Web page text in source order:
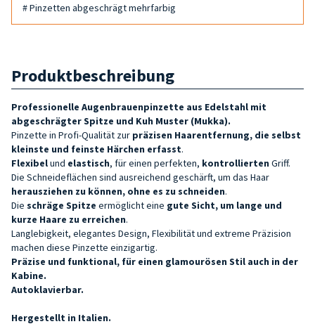
# Pinzetten abgeschrägt mehrfarbig
Produktbeschreibung
Professionelle Augenbrauenpinzette aus Edelstahl mit
abgeschrägter Spitze und Kuh Muster (Mukka).
Pinzette in Profi-Qualität zur präzisen Haarentfernung, die selbst
kleinste und feinste Härchen erfasst.
Flexibelund elastisch, für einen perfekten, kontrollierten Griff.
Die Schneideflächen sind ausreichend geschärft, um das Haar
herausziehen zu können, ohne es zu schneiden.
Die schräge Spitze ermöglicht eine gute Sicht, um lange und
kurze Haare zu erreichen.
Langlebigkeit, elegantes Design, Flexibilität und extreme Präzision
machen diese Pinzette einzigartig.
Präzise und funktional, für einen glamourösen Stil auch in der
Kabine.
Autoklavierbar.
Hergestellt in Italien.